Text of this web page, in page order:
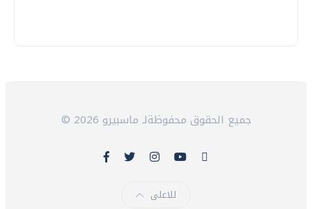
© 2026 جميع الحقوق محفوظةلـ ماسبيرو
للاعلى